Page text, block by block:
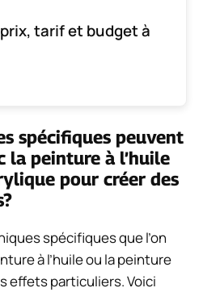
tarif et budget à
spécifiques peuvent
la peinture à l’huile
pour créer des
spécifiques que l’on
à l’huile ou la peinture
effets particuliers. Voici